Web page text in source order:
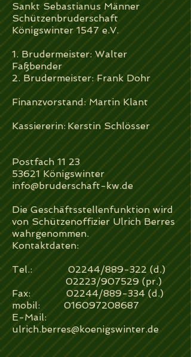
Sankt Sebastianus Männer
Schützenbruderschaft
Königswinter 1547 e.V.
1. Brudermeister: Walter
Faßbender
2. Brudermeister: Frank Dohr
Finanzvorstand: Martin Klant
Kassiererin: Kerstin Schlösser
Postfach 11 23
53621 Königswinter
info@bruderschaft-kw.de
Die Geschäftsstellenfunktion wird
von Schützenoffizier Ulrich Berres
wahrgenommen.
Kontaktdaten:
Tel.: 02244/889-322 (d.)
02223/907529 (pr.)
Fax: 02244/889-334 (d.)
mobil: 016097208687
E-Mail:
ulrich.berres@koenigswinter.de